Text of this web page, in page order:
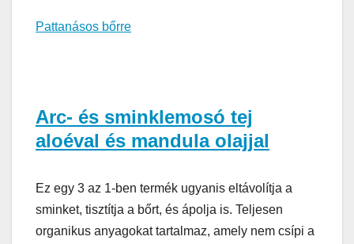
Pattanásos bőrre
Arc- és sminklemosó tej
aloéval és mandula olajjal
Ez egy 3 az 1-ben termék ugyanis eltávolítja a
sminket, tisztítja a bőrt, és ápolja is. Teljesen
organikus anyagokat tartalmaz, amely nem csípi a